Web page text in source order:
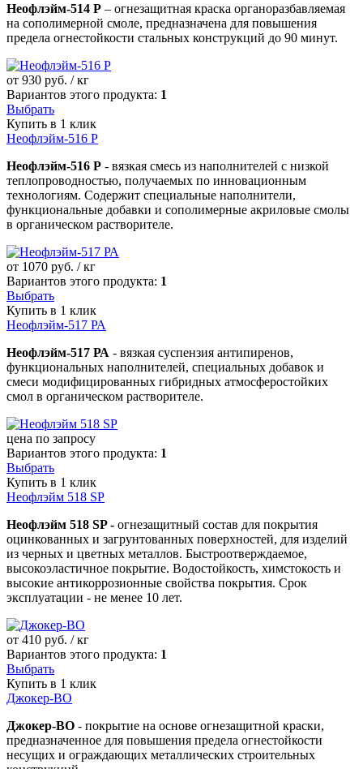
Неофлэйм-514 Р – огнезащитная краска органоразбавляемая
на сополимерной смоле, предназначена для повышения
предела огнестойкости стальных конструкций до 90 минут.
от 930 руб. / кг
Вариантов этого продукта: 1
Выбрать
Купить в 1 клик
Неофлэйм-516 Р
Неофлэйм-516 Р - вязкая смесь из наполнителей с низкой
теплопроводностью, получаемых по инновационным
технологиям. Содержит специальные наполнители,
функциональные добавки и сополимерные акриловые смолы
в органическом растворителе.
от 1070 руб. / кг
Вариантов этого продукта: 1
Выбрать
Купить в 1 клик
Неофлэйм-517 РА
Неофлэйм-517 РА - вязкая суспензия антипиренов,
функциональных наполнителей, специальных добавок и
смеси модифицированных гибридных атмосферостойких
смол в органическом растворителе.
цена по запросу
Вариантов этого продукта: 1
Выбрать
Купить в 1 клик
Неофлэйм 518 SP
Неофлэйм 518 SP - огнезащитный состав для покрытия
оцинкованных и загрунтованных поверхностей, для изделий
из черных и цветных металлов. Быстроотверждаемое,
высокоэластичное покрытие. Водостойкость, химстокость и
высокие антикоррозионные свойства покрытия. Срок
эксплуатации - не менее 10 лет.
от 410 руб. / кг
Вариантов этого продукта: 1
Выбрать
Купить в 1 клик
Джокер-ВО
Джокер-ВО - покрытие на основе огнезащитной краски,
предназначенное для повышения предела огнестойкости
несущих и ограждающих металлических строительных